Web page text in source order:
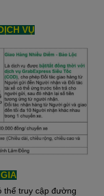
VỤ
thể truy cập đường